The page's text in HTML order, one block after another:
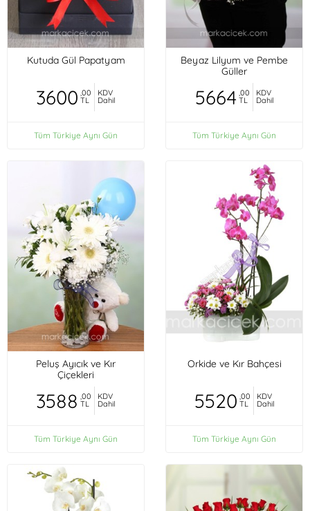
Kutuda Gül Papatyam
3600 ,00
TL
KDV
Dahil
Tüm Türkiye Aynı Gün
Beyaz Lilyum ve Pembe
Güller
5664 ,00
TL
KDV
Dahil
Tüm Türkiye Aynı Gün
Peluş Ayıcık ve Kır
Çiçekleri
3588 ,00
TL
KDV
Dahil
Tüm Türkiye Aynı Gün
Orkide ve Kır Bahçesi
5520 ,00
TL
KDV
Dahil
Tüm Türkiye Aynı Gün